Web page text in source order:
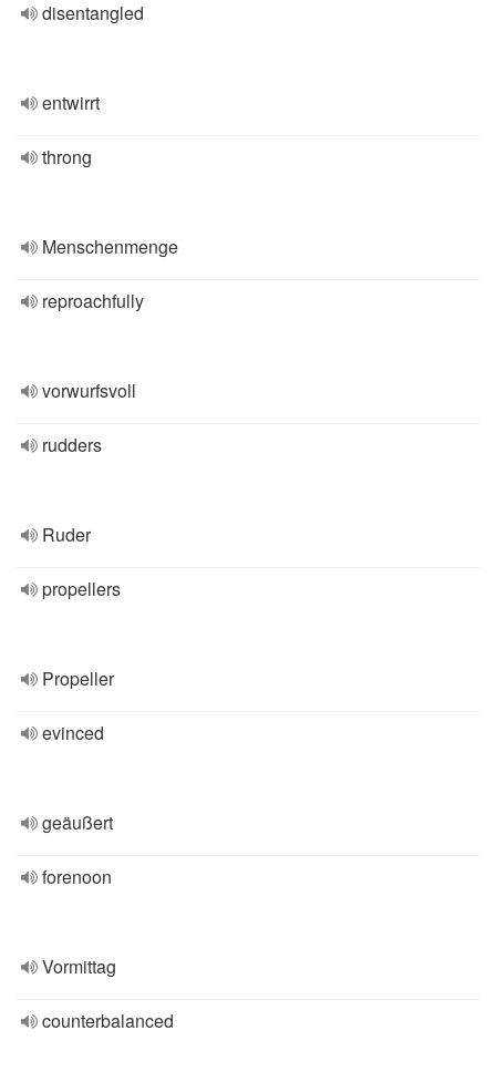
disentangled
entwirrt
throng
Menschenmenge
reproachfully
vorwurfsvoll
rudders
Ruder
propellers
Propeller
evinced
geäußert
forenoon
Vormittag
counterbalanced